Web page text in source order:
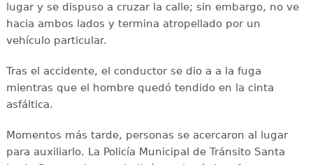
lugar y se dispuso a cruzar la calle; sin embargo, no ve
hacia ambos lados y termina atropellado por un
vehículo particular.
Tras el accidente, el conductor se dio a a la fuga
mientras que el hombre quedó tendido en la cinta
asfáltica.
Momentos más tarde, personas se acercaron al lugar
para auxiliarlo. La Policía Municipal de Tránsito Santa